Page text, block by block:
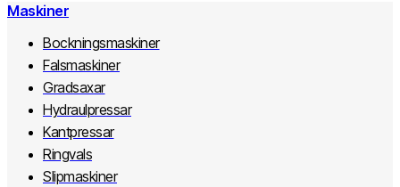
Maskiner
Bockningsmaskiner
Falsmaskiner
Gradsaxar
Hydraulpressar
Kantpressar
Ringvals
Slipmaskiner